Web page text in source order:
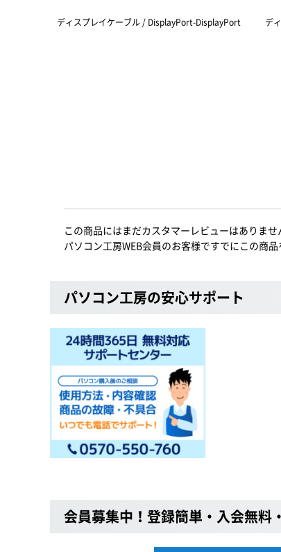
ディスプレイケーブル / DisplayPort-DisplayPort デ
この商品にはまだカスタマーレビューはありま
パソコン工房WEB会員のお客様ですでにこの商
パソコン工房の安心サポート
会員募集中！登録簡単・入会無料